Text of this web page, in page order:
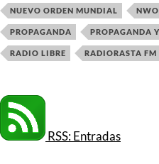
NUEVO ORDEN MUNDIAL NWO
PROPAGANDA PROPAGANDA
RADIO LIBRE RADIORASTA FM
RSS: Entradas